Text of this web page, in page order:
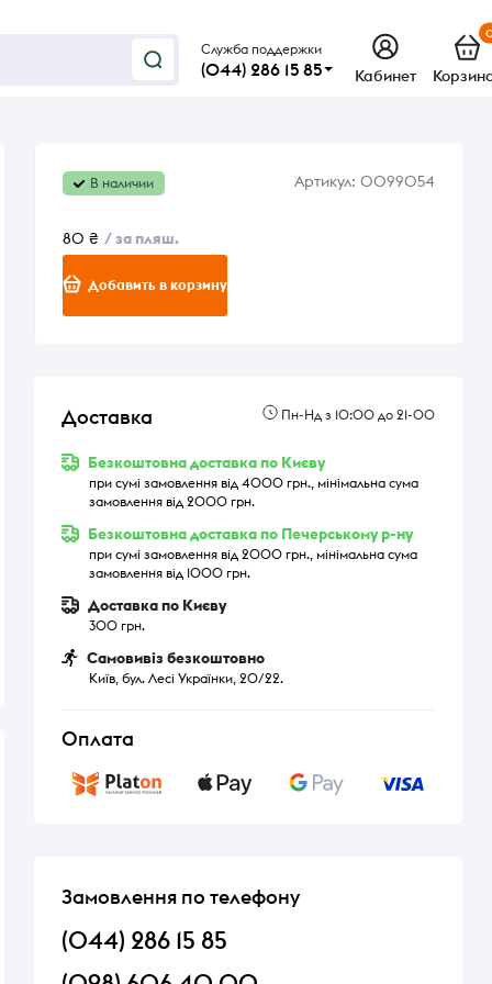
Служба поддержки
(044) 286 15 85 Кабинет
В наличии Артикул: 0099054
80 ₴ / за пляш.
Добавить в корзину
Доставка Пн-Нд з 10:00 до 21-00
Безкоштовна доставка по Києву
при сумі замовлення від 4000 грн., мінімальна сума
замовлення від 2000 грн.
Безкоштовна доставка по Печерському р-ну
при сумі замовлення від 2000 грн., мінімальна сума
замовлення від 1000 грн.
Доставка по Києву
300 грн.
Самовивіз безкоштовно
Київ, бул. Лесі Українки, 20/22.
Оплата
Замовлення по телефону
(044) 286 15 85